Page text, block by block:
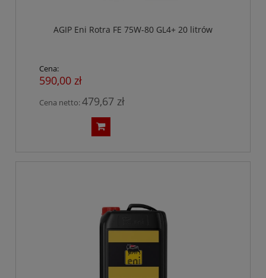
AGIP Eni Rotra FE 75W-80 GL4+ 20 litrów
Cena:
590,00 zł
Cena netto:479,67 zł